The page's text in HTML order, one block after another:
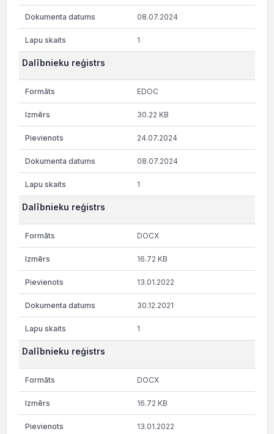
08.07.2024
1
Dalībnieku reģistrs
EDOC
30.22 KB
24.07.2024
08.07.2024
1
Dalībnieku reģistrs
DOCX
16.72 KB
13.01.2022
30.12.2021
1
Dalībnieku reģistrs
DOCX
16.72 KB
13.01.2022